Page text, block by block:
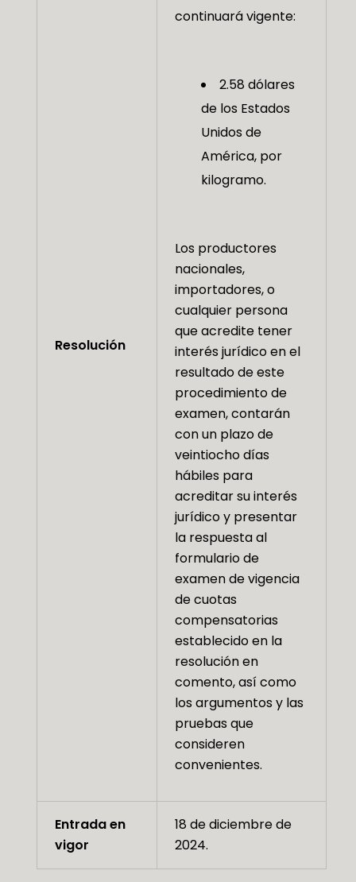
Resolución
continuará vigente:
2.58 dólares
de los Estados
Unidos de
América, por
kilogramo.
Los productores
nacionales,
importadores, o
cualquier persona
que acredite tener
interés jurídico en el
resultado de este
procedimiento de
examen, contarán
con un plazo de
veintiocho días
hábiles para
acreditar su interés
jurídico y presentar
la respuesta al
formulario de
examen de vigencia
de cuotas
compensatorias
establecido en la
resolución en
comento, así como
los argumentos y las
pruebas que
consideren
convenientes.
Entrada en
vigor
18 de diciembre de
2024.